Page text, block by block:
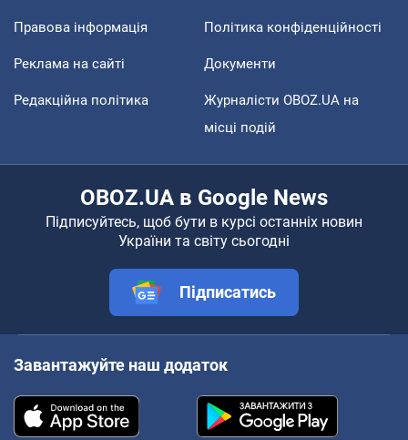
Правова інформація Політика конфіденційності
Реклама на сайті Документи
Редакційна політика
Журналісти OBOZ.UA на
місці подій
OBOZ.UA в Google News
Підписуйтесь, щоб бути в курсі останніх новин
України та світу сьогодні
Підписатись
Завантажуйте наш додаток